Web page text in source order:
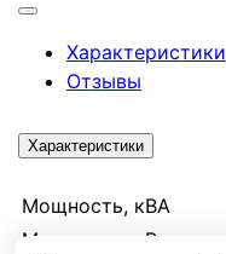
Характеристики
Отзывы
Характеристики
Мощность, кВА
Мощность, кВт